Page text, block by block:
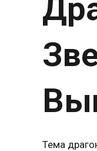
Тема